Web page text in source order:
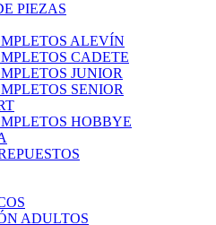
PIEZAS
ALEVÍN
CADETE
JUNIOR
SENIOR
HOBBYE
ADULTOS